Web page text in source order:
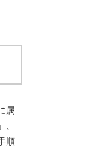
属
順